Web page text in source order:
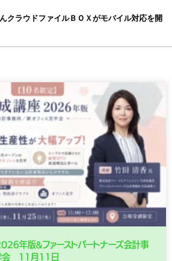
クラウドファイルＢＯＸがモバイル対応を開
年版&ファーストパートナーズ会計事
会 11月11日